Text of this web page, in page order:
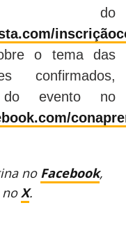
do
o tema das
confirmados,
do evento no
no Facebook,
no X.